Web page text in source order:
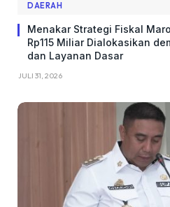
DAERAH
Menakar Strategi Fiskal
Rp115 Miliar Dialokasikan
dan Layanan Dasar
JULI 31, 2026